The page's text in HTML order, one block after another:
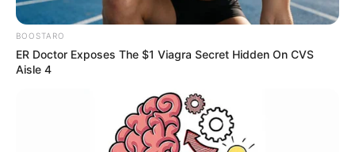
BOOSTARO
ER Doctor Exposes The $1 Viagra Secret Hidden On CVS
Aisle 4